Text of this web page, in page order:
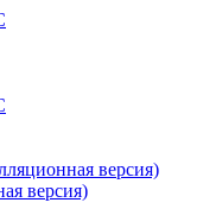
версия)
версия)